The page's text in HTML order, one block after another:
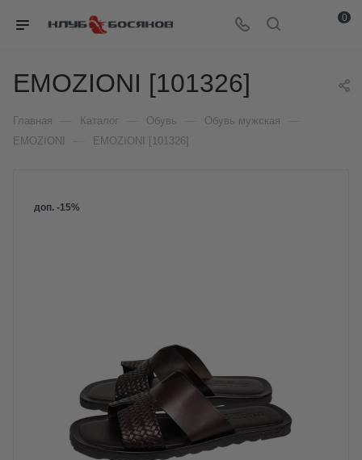
0
EMOZIONI [101326]
Главная Каталог Обувь Обувь мужская
EMOZIONI EMOZIONI [101326]
доп. -15%